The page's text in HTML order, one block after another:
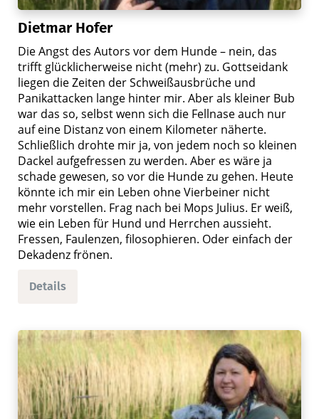
Dietmar Hofer
Die Angst des Autors vor dem Hunde – nein, das
trifft glücklicherweise nicht (mehr) zu. Gottseidank
liegen die Zeiten der Schweißausbrüche und
Panikattacken lange hinter mir. Aber als kleiner Bub
war das so, selbst wenn sich die Fellnase auch nur
auf eine Distanz von einem Kilometer näherte.
Schließlich drohte mir ja, von jedem noch so kleinen
Dackel aufgefressen zu werden. Aber es wäre ja
schade gewesen, so vor die Hunde zu gehen. Heute
könnte ich mir ein Leben ohne Vierbeiner nicht
mehr vorstellen. Frag nach bei Mops Julius. Er weiß,
wie ein Leben für Hund und Herrchen aussieht.
Fressen, Faulenzen, filosophieren. Oder einfach der
Dekadenz frönen.
Details